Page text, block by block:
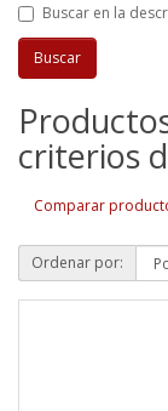
Buscar en la
criterios
Comparar
Ordenar por: